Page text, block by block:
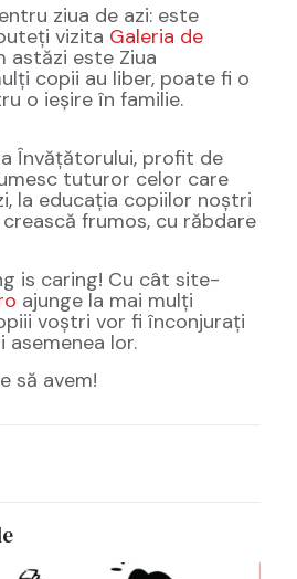
ziua de azi: este
vizita Galeria de
astăzi este Ziua
copii au liber, poate fi o
o ieșire în familie.
Învățătorului, profit de
tuturor celor care
la educația copiilor noștri
frumos, cu răbdare
is caring! Cu cât site-
ajunge la mai mulți
voștri vor fi înconjurați
asemenea lor.
să avem!